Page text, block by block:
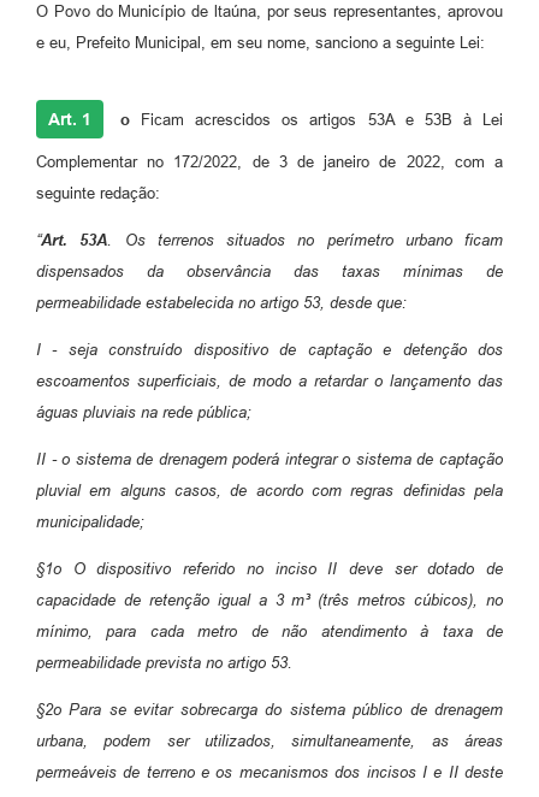
O Povo do Município de ltaúna, por seus representantes, aprovou
e eu, Prefeito Municipal, em seu nome, sanciono a seguinte Lei:
Art. 1 o Ficam acrescidos os artigos 53A e 53B à Lei
Complementar no 172/2022, de 3 de janeiro de 2022, com a
seguinte redação:
“Art. 53A . Os terrenos situados no perímetro urbano ficam
dispensados da observância das taxas mínimas de
permeabilidade estabelecida no artigo 53, desde que:
I - seja construído dispositivo de captação e detenção dos
escoamentos superficiais, de modo a retardar o lançamento das
águas pluviais na rede pública;
II - o sistema de drenagem poderá integrar o sistema de captação
pluvialem alguns casos, de acordo com regras definidas pela
municipalidade;
§1o O dispositivo referido no inciso II deve ser dotado de
capacidade de retenção igual a 3 m³ (três metros cúbicos), no
mínimo, para cada metro de não atendimento à taxa de
permeabilidade prevista no artigo 53.
§2o Para se evitar sobrecarga do sistema público de drenagem
urbana,podem ser utilizados, simultaneamente, as áreas
permeáveis de terreno eos mecanismos dos incisos I e II deste